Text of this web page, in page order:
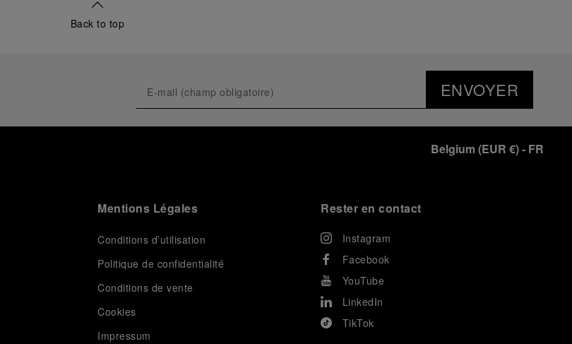
Back to top
ENVOYER
Belgium (EUR €)- FR
Mentions Légales
Conditions d’utilisation
Politique de confidentialité
Conditions de vente
Cookies
Impressum
Rester en contact
Instagram
Facebook
YouTube
LinkedIn
TikTok